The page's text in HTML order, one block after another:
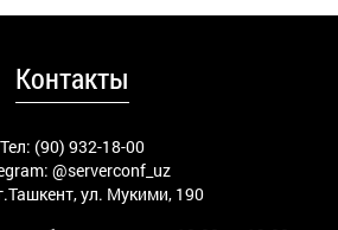
Контакты
Тел: (90) 932-18-00
@serverconf_uz
ул. Мукими, 190